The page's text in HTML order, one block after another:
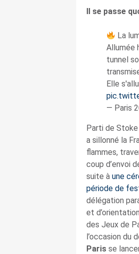
Il se passe
La
Allumée
tunnel
Elle
— Paris
Parti de
a sillonné la
flammes,
coup d’envoi
suite à une
période de
délégation
et
des Jeux de
l’occasion du
Paris se